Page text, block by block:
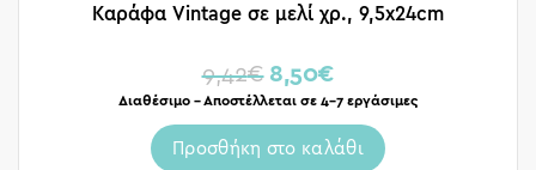
Καράφα Vintage σε μελί χρ., 9,5x24cm
9,42€ 8,50€
Διαθέσιμο – Αποστέλλεται σε 4-7 εργάσιμες
Προσθήκη στο καλάθι